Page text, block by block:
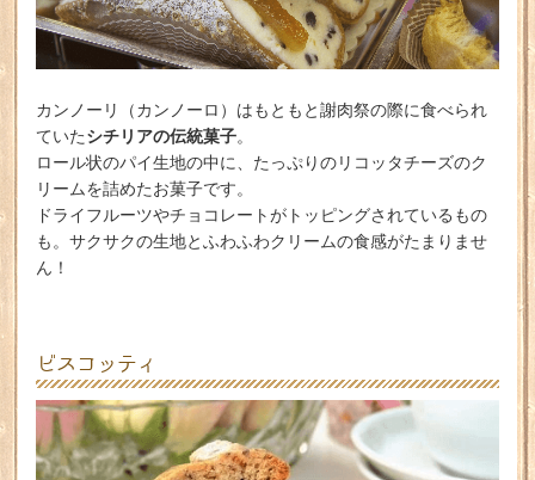
カンノーリ（カンノーロ）はもともと謝肉祭の際に食べられ
ていたシチリアの伝統菓子。
ロール状のパイ生地の中に、たっぷりのリコッタチーズのク
リームを詰めたお菓子です。
ドライフルーツやチョコレートがトッピングされているもの
も。サクサクの生地とふわふわクリームの食感がたまりませ
ん！
ビスコッティ